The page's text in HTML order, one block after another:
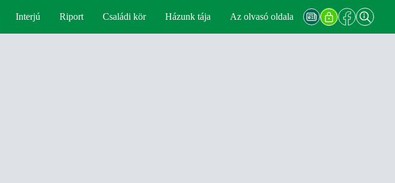
Interjú Riport Családi kör Házunk tája Az olvasó oldala